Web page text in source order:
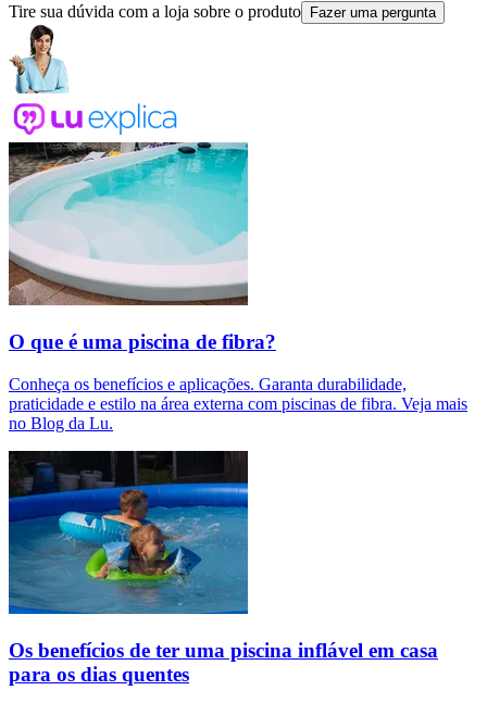
Tire sua dúvida com a loja sobre o produto Fazer uma pergunta
O que é uma piscina de fibra?
Conheça os benefícios e aplicações. Garanta durabilidade,
praticidade e estilo na área externa com piscinas de fibra. Veja mais
no Blog da Lu.
Os benefícios de ter uma piscina inflável em casa
para os dias quentes